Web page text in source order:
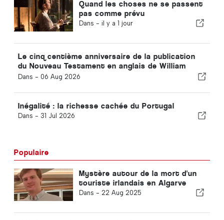
Quand les choses ne se passent
pas comme prévu
Dans - il y a 1 jour
Le cinq centième anniversaire de la publication
du Nouveau Testament en anglais de William
Tyndale
Dans - 06 Aug 2026
Inégalité : la richesse cachée du Portugal
Dans - 31 Jul 2026
Populaire
Mystère autour de la mort d'un
touriste irlandais en Algarve
Dans - 22 Aug 2025